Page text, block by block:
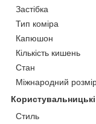
Застібка
Тип коміра
Капюшон
Кількість кишень
Стан
Міжнародний
Стиль